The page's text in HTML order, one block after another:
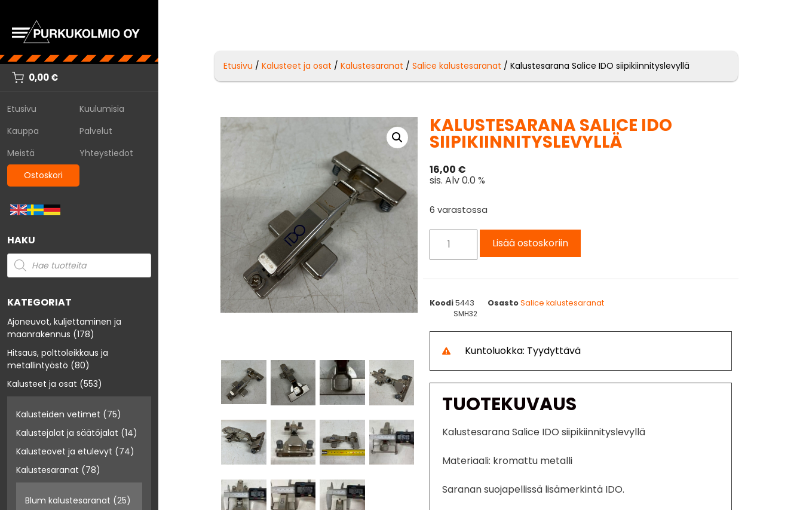
0,00€
Etusivu
Kuulumisia
Kauppa
Palvelut
Meistä
Yhteystiedot
Ostoskori
HAKU
KATEGORIAT
Ajoneuvot, kuljettaminen ja
maanrakennus (178)
Hitsaus, polttoleikkaus ja
metallintyöstö (80)
Kalusteet ja osat (553)
Kalusteiden vetimet (75)
Kalustejalat ja säätöjalat (14)
Kalusteovet ja etulevyt (74)
Kalustesaranat (78)
Blum kalustesaranat (25)
Etusivu /Kalusteet ja osat /Kalustesaranat /Salice kalustesaranat / Kalustesarana Salice IDO siipikiinnityslevyllä
KALUSTESARANA SALICE IDO
SIIPIKIINNITYSLEVYLLÄ
16,00 €
sis. Alv 0.0 %
6 varastossa
Lisää ostoskoriin
Koodi5443 Osasto Salice kalustesaranat
SMH32
Kuntoluokka: Tyydyttävä
TUOTEKUVAUS
Kalustesarana Salice IDO siipikiinnityslevyllä
Materiaali: kromattu metalli
Saranan suojapellissä lisämerkintä IDO.